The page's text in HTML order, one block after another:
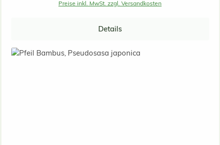
Preise inkl. MwSt. zzgl. Versandkosten
Details